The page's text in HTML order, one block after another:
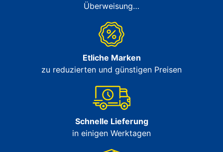
Überweisung…
Etliche Marken
zu reduzierten und günstigen Preisen
Schnelle Lieferung
in einigen Werktagen